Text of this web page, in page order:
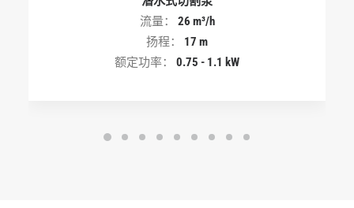
流量： 26 m³/h
扬程： 17 m
额定功率： 0.75 - 1.1 kW